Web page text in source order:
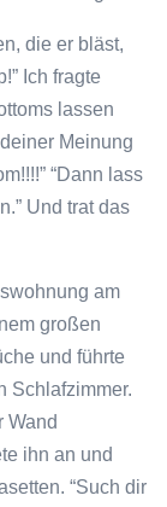
die er bläst,
Ich fragte
lassen
Meinung
“Dann lass
Und trat das
am
großen
und führte
Schlafzimmer.
Wand
ihn an und
“Such dir